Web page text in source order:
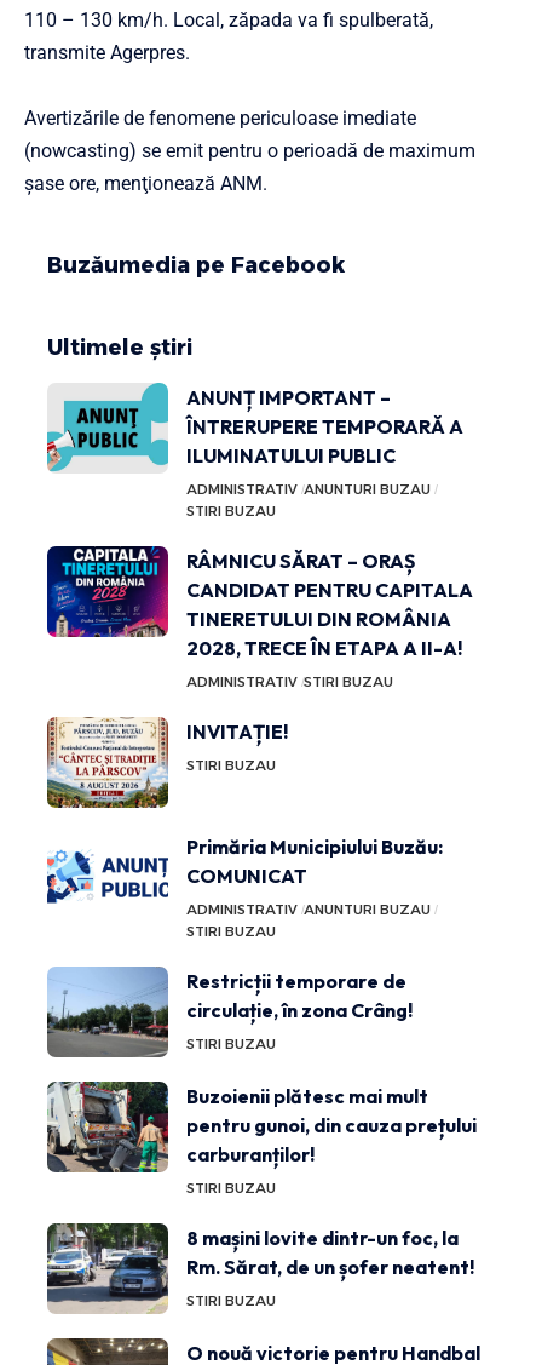
110 – 130 km/h. Local, zăpada va fi spulberată,
transmite Agerpres.
Avertizările de fenomene periculoase imediate
(nowcasting) se emit pentru o perioadă de maximum
şase ore, menţionează ANM.
Buzăumedia pe Facebook
Ultimele știri
ANUNȚ IMPORTANT –
ÎNTRERUPERE TEMPORARĂ A
ILUMINATULUI PUBLIC
ADMINISTRATIV ANUNTURI BUZAU
STIRI BUZAU
RÂMNICU SĂRAT – ORAȘ
CANDIDAT PENTRU CAPITALA
TINERETULUI DIN ROMÂNIA
2028, TRECE ÎN ETAPA A II-A!
ADMINISTRATIV STIRI BUZAU
INVITAȚIE!
STIRI BUZAU
Primăria Municipiului Buzău:
COMUNICAT
ADMINISTRATIV ANUNTURI BUZAU
STIRI BUZAU
Restricții temporare de
circulație, în zona Crâng!
STIRI BUZAU
Buzoienii plătesc mai mult
pentru gunoi, din cauza prețului
carburanților!
STIRI BUZAU
8 mașini lovite dintr-un foc, la
Rm. Sărat, de un șofer neatent!
STIRI BUZAU
O nouă victorie pentru Handbal